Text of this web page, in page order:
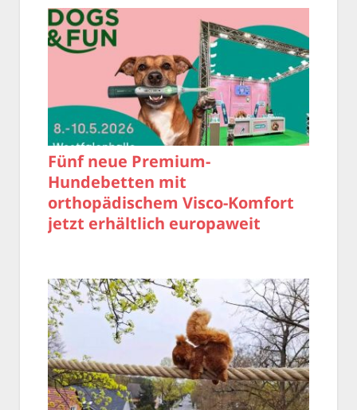
Fünf neue Premium-
Hundebetten mit
orthopädischem Visco-Komfort
jetzt erhältlich europaweit